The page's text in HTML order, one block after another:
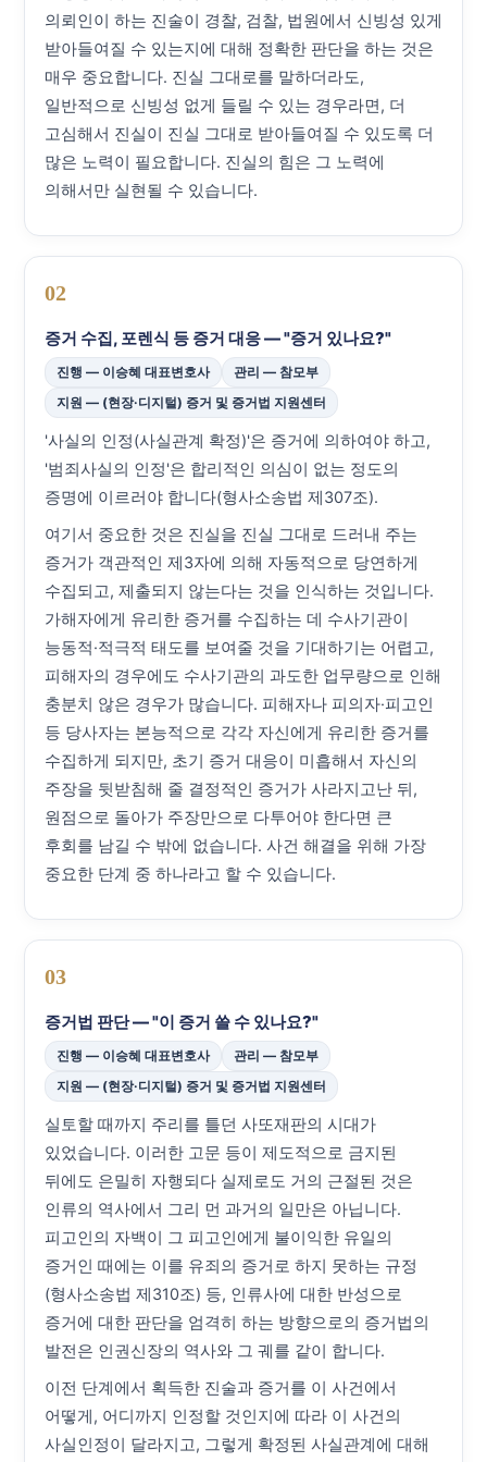
의뢰인이 하는 진술이 경찰, 검찰, 법원에서 신빙성 있게
받아들여질 수 있는지에 대해 정확한 판단을 하는 것은
매우 중요합니다. 진실 그대로를 말하더라도,
일반적으로 신빙성 없게 들릴 수 있는 경우라면, 더
고심해서 진실이 진실 그대로 받아들여질 수 있도록 더
많은 노력이 필요합니다. 진실의 힘은 그 노력에
의해서만 실현될 수 있습니다.
02
증거 수집, 포렌식 등 증거 대응 — "증거 있나요?"
진행 — 이승혜 대표변호사
관리 — 참모부
지원 — (현장·디지털) 증거 및 증거법 지원센터
'사실의 인정(사실관계 확정)'은 증거에 의하여야 하고,
'범죄사실의 인정'은 합리적인 의심이 없는 정도의
증명에 이르러야 합니다(형사소송법 제307조).
여기서 중요한 것은 진실을 진실 그대로 드러내 주는
증거가 객관적인 제3자에 의해 자동적으로 당연하게
수집되고, 제출되지 않는다는 것을 인식하는 것입니다.
가해자에게 유리한 증거를 수집하는 데 수사기관이
능동적·적극적 태도를 보여줄 것을 기대하기는 어렵고,
피해자의 경우에도 수사기관의 과도한 업무량으로 인해
충분치 않은 경우가 많습니다. 피해자나 피의자·피고인
등 당사자는 본능적으로 각각 자신에게 유리한 증거를
수집하게 되지만, 초기 증거 대응이 미흡해서 자신의
주장을 뒷받침해 줄 결정적인 증거가 사라지고난 뒤,
원점으로 돌아가 주장만으로 다투어야 한다면 큰
후회를 남길 수 밖에 없습니다. 사건 해결을 위해 가장
중요한 단계 중 하나라고 할 수 있습니다.
03
증거법 판단 — "이 증거 쓸 수 있나요?"
진행 — 이승혜 대표변호사
관리 — 참모부
지원 — (현장·디지털) 증거 및 증거법 지원센터
실토할 때까지 주리를 틀던 사또재판의 시대가
있었습니다. 이러한 고문 등이 제도적으로 금지된
뒤에도 은밀히 자행되다 실제로도 거의 근절된 것은
인류의 역사에서 그리 먼 과거의 일만은 아닙니다.
피고인의 자백이 그 피고인에게 불이익한 유일의
증거인 때에는 이를 유죄의 증거로 하지 못하는 규정
(형사소송법 제310조) 등, 인류사에 대한 반성으로
증거에 대한 판단을 엄격히 하는 방향으로의 증거법의
발전은 인권신장의 역사와 그 궤를 같이 합니다.
이전 단계에서 획득한 진술과 증거를 이 사건에서
어떻게, 어디까지 인정할 것인지에 따라 이 사건의
사실인정이 달라지고, 그렇게 확정된 사실관계에 대해